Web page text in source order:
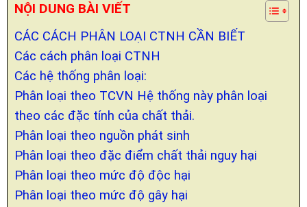
NỘI DUNG BÀI VIẾT
CÁC CÁCH PHÂN LOẠI CTNH CẦN BIẾT
Các cách phân loại CTNH
Các hệ thống phân loại:
Phân loại theo TCVN Hệ thống này phân loại
theo các đặc tính của chất thải.
Phân loại theo nguồn phát sinh
Phân loại theo đặc điểm chất thải nguy hại
Phân loại theo mức độ độc hại
Phân loại theo mức độ gây hại